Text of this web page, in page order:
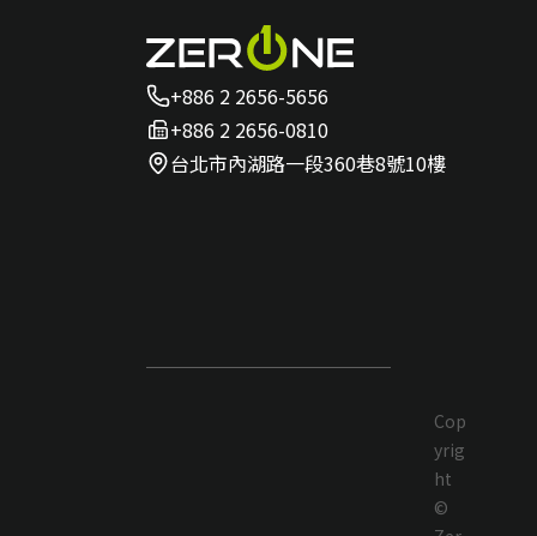
+886 2 2656-5656
+886 2 2656-0810
台北市內湖路一段360巷8號10樓
Cop
yrig
ht
©